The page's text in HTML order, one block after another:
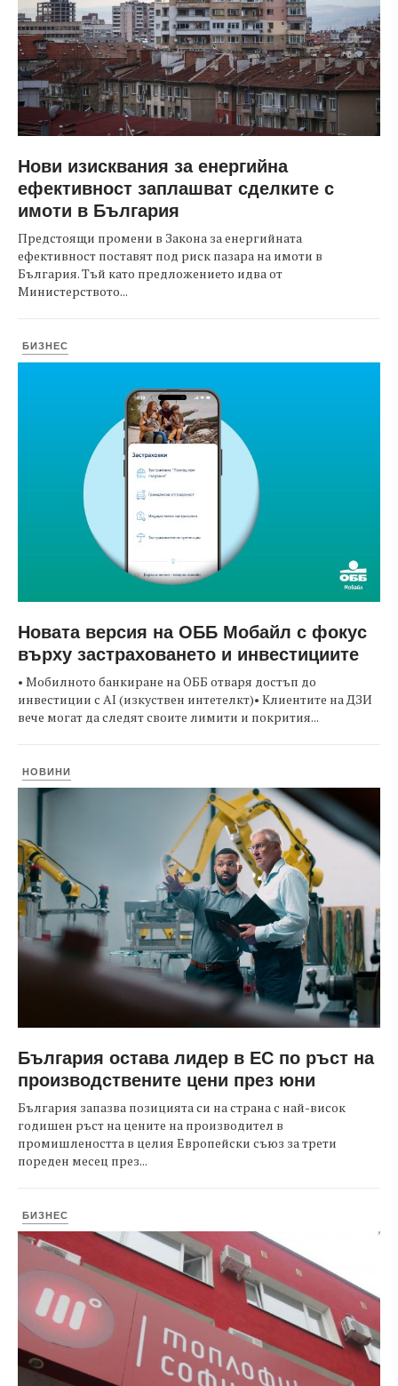
Нови изисквания за енергийна
ефективност заплашват сделките с
имоти в България
Предстоящи промени в Закона за енергийната
ефективност поставят под риск пазара на имоти в
България. Тъй като предложението идва от
Министерството...
БИЗНЕС
Новата версия на ОББ Мобайл с фокус
върху застраховането и инвестициите
• Мобилното банкиране на ОББ отваря достъп до
инвестиции с AI (изкуствен интетелкт)• Клиентите на ДЗИ
вече могат да следят своите лимити и покрития...
НОВИНИ
България остава лидер в ЕС по ръст на
производствените цени през юни
България запазва позицията си на страна с най-висок
годишен ръст на цените на производител в
промишлеността в целия Европейски съюз за трети
пореден месец през...
БИЗНЕС